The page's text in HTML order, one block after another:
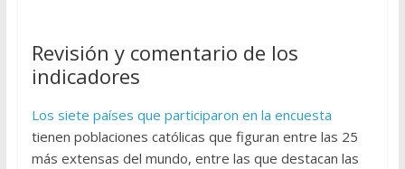
Revisión y comentario de los
indicadores
Los siete países que participaron en la encuesta
tienen poblaciones católicas que figuran entre las 25
más extensas del mundo, entre las que destacan las